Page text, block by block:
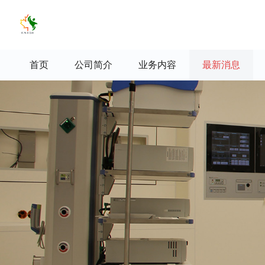
首页 公司简介 业务内容 最新消息